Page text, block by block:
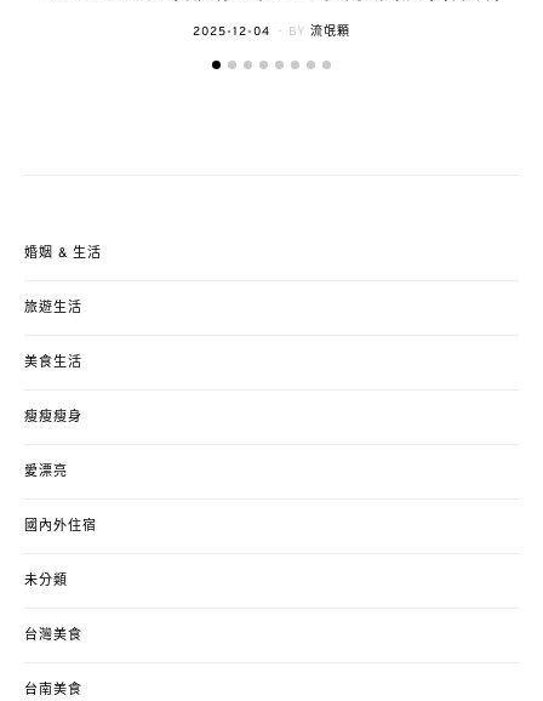
POSTED
2025-12-04 BY 流氓顆
婚姻 & 生活
旅遊生活
美食生活
瘦瘦瘦身
愛漂亮
國內外住宿
未分類
台灣美食
台南美食